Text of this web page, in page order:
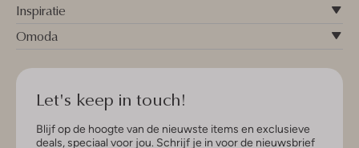
Inspiratie
Omoda
Let's keep in touch!
Blijf op de hoogte van de nieuwste items en exclusieve
deals, speciaal voor jou. Schrijf je in voor de nieuwsbrief